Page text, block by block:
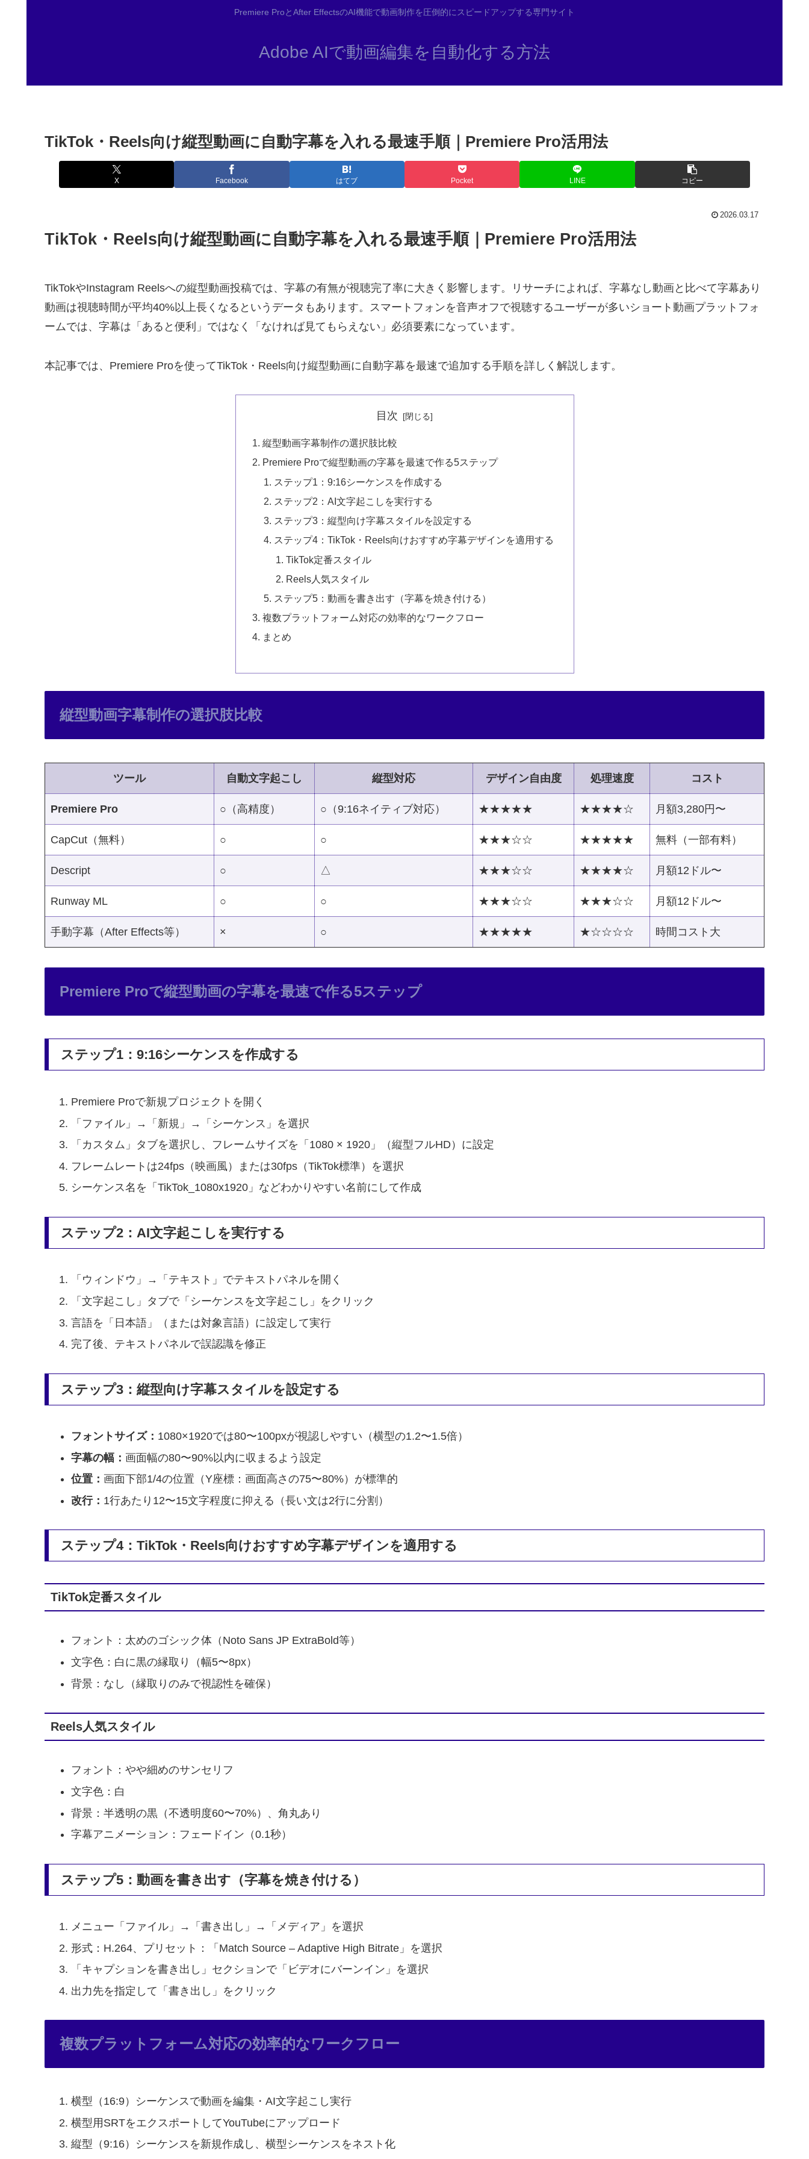
Premiere ProとAfter EffectsのAI機能で動画制作を圧倒的にスピードアップする専門サイト
Adobe AIで動画編集を自動化する方法
TikTok・Reels向け縦型動画に自動字幕を入れる最速手順｜Premiere Pro活用法
X Facebook はてブ Pocket LINE コピー
2026.03.17
TikTok・Reels向け縦型動画に自動字幕を入れる最速手順｜Premiere Pro活用法
TikTokやInstagram Reelsへの縦型動画投稿では、字幕の有無が視聴完了率に大きく影響します。リサーチによれば、字幕なし動画と比べて字幕あり
動画は視聴時間が平均40%以上長くなるというデータもあります。スマートフォンを音声オフで視聴するユーザーが多いショート動画プラットフォ
ームでは、字幕は「あると便利」ではなく「なければ見てもらえない」必須要素になっています。
本記事では、Premiere Proを使ってTikTok・Reels向け縦型動画に自動字幕を最速で追加する手順を詳しく解説します。
目次
縦型動画字幕制作の選択肢比較
Premiere Proで縦型動画の字幕を最速で作る5ステップ
ステップ1：9:16シーケンスを作成する
ステップ2：AI文字起こしを実行する
ステップ3：縦型向け字幕スタイルを設定する
ステップ4：TikTok・Reels向けおすすめ字幕デザインを適用する
TikTok定番スタイル
Reels人気スタイル
ステップ5：動画を書き出す（字幕を焼き付ける）
複数プラットフォーム対応の効率的なワークフロー
まとめ
縦型動画字幕制作の選択肢比較
ツール 自動文字起こし 縦型対応 デザイン自由度 処理速度 コスト
Premiere Pro ○（高精度） ○（9:16ネイティブ対応） ★★★★★ ★★★★☆ 月額3,280円〜
CapCut（無料） ○ ○ ★★★☆☆ ★★★★★ 無料（一部有料）
Descript ○ △ ★★★☆☆ ★★★★☆ 月額12ドル〜
Runway ML ○ ○ ★★★☆☆ ★★★☆☆ 月額12ドル〜
手動字幕（After Effects等） × ○ ★★★★★ ★☆☆☆☆ 時間コスト大
Premiere Proで縦型動画の字幕を最速で作る5ステップ
ステップ1：9:16シーケンスを作成する
Premiere Proで新規プロジェクトを開く
「ファイル」→「新規」→「シーケンス」を選択
「カスタム」タブを選択し、フレームサイズを「1080 × 1920」（縦型フルHD）に設定
フレームレートは24fps（映画風）または30fps（TikTok標準）を選択
シーケンス名を「TikTok_1080x1920」などわかりやすい名前にして作成
ステップ2：AI文字起こしを実行する
「ウィンドウ」→「テキスト」でテキストパネルを開く
「文字起こし」タブで「シーケンスを文字起こし」をクリック
言語を「日本語」（または対象言語）に設定して実行
完了後、テキストパネルで誤認識を修正
ステップ3：縦型向け字幕スタイルを設定する
フォントサイズ： 1080×1920では80〜100pxが視認しやすい（横型の1.2〜1.5倍）
字幕の幅： 画面幅の80〜90%以内に収まるよう設定
位置： 画面下部1/4の位置（Y座標：画面高さの75〜80%）が標準的
改行： 1行あたり12〜15文字程度に抑える（長い文は2行に分割）
ステップ4：TikTok・Reels向けおすすめ字幕デザインを適用する
TikTok定番スタイル
フォント：太めのゴシック体（Noto Sans JP ExtraBold等）
文字色：白に黒の縁取り（幅5〜8px）
背景：なし（縁取りのみで視認性を確保）
Reels人気スタイル
フォント：やや細めのサンセリフ
文字色：白
背景：半透明の黒（不透明度60〜70%）、角丸あり
字幕アニメーション：フェードイン（0.1秒）
ステップ5：動画を書き出す（字幕を焼き付ける）
メニュー「ファイル」→「書き出し」→「メディア」を選択
形式：H.264、プリセット：「Match Source – Adaptive High Bitrate」を選択
「キャプションを書き出し」セクションで「ビデオにバーンイン」を選択
出力先を指定して「書き出し」をクリック
複数プラットフォーム対応の効率的なワークフロー
横型（16:9）シーケンスで動画を編集・AI文字起こし実行
横型用SRTをエクスポートしてYouTubeにアップロード
縦型（9:16）シーケンスを新規作成し、横型シーケンスをネスト化